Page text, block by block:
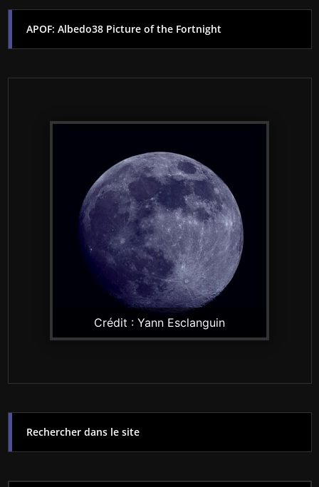
APOF: Albedo38 Picture of the Fortnight
Crédit : Yann Esclanguin
Rechercher dans le site